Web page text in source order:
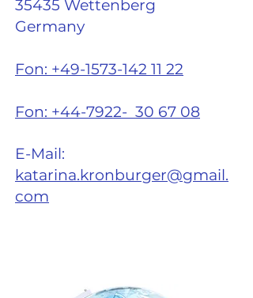
35435 Wettenberg
Germany
Fon: +49-1573-142 11 22
Fon: +44-7922- 30 67 08
E-Mail:
katarina.kronburger@gmail.
com